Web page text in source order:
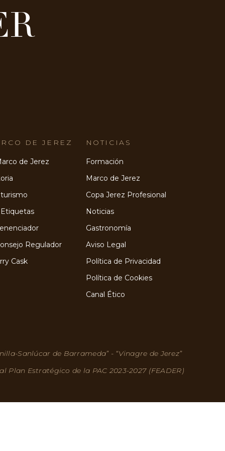
DE JEREZ
de Jerez
Regulador
Cask
NOTICIAS
Formación
Marco de Jerez
Copa Jerez Profesional
Noticias
Gastronomía
Aviso Legal
Política de Privacidad
Política de Cookies
Canal Ético
Sanlúcar de Barrameda” - “Vinagre de Jerez”
Estratégico de la PAC 2023-2027 (FEADER)